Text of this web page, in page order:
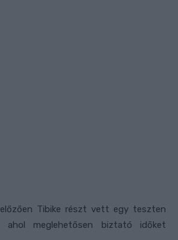
Tibike részt vett egy teszten
ahol meglehetősen biztató időket